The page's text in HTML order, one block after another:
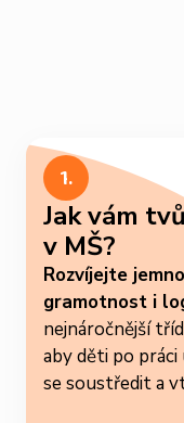
1.
Jak vám
v MŠ?
Rozvíjejte
gramotnost i
nejnáročnější
aby děti po
se soustředit a